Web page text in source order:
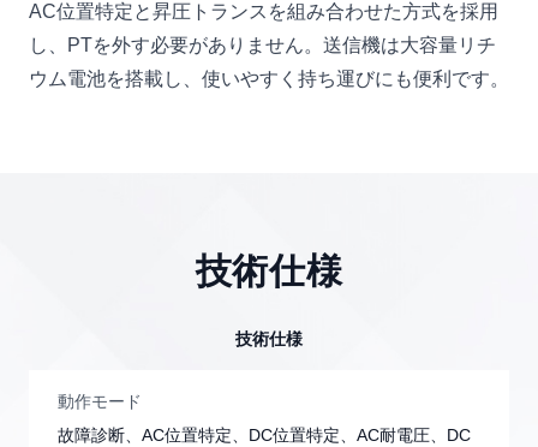
AC位置特定と昇圧トランスを組み合わせた方式を採用
し、PTを外す必要がありません。送信機は大容量リチ
ウム電池を搭載し、使いやすく持ち運びにも便利です。
技術仕様
技術仕様
動作モード
故障診断、AC位置特定、DC位置特定、AC耐電圧、DC